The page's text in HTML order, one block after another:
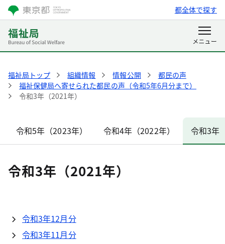
都全体で探す
福祉局トップ 組織情報 情報公開
都民の声
福祉保健局へ寄せられた都民の声（令和5年6月分まで）
令和3年（2021年）
令和5年（2023年） 令和4年（2022年） 令和3年
令和3年（2021年）
令和3年12月分
令和3年11月分